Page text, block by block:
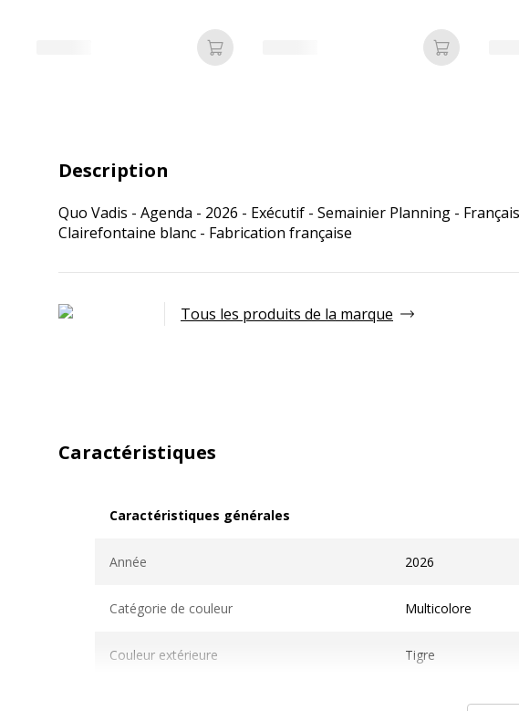
Ajouter au panier Ajouter au
Description
Quo Vadis - Agenda - 2026 - Exécutif - Semainier Planning -
Clairefontaine blanc - Fabrication française
Tous les produits de la marque
Caractéristiques
Caractéristiques générales
Année 2026
Catégorie de couleur Multicolore
Couleur extérieure Tigre